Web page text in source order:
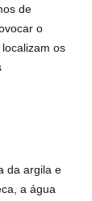
de
o
os
da argila e
a água